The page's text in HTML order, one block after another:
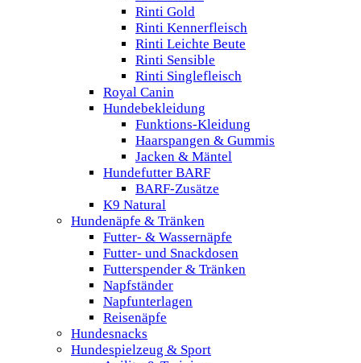
Rinti Gold
Rinti Kennerfleisch
Rinti Leichte Beute
Rinti Sensible
Rinti Singlefleisch
Royal Canin
Hundebekleidung
Funktions-Kleidung
Haarspangen & Gummis
Jacken & Mäntel
Hundefutter BARF
BARF-Zusätze
K9 Natural
Hundenäpfe & Tränken
Futter- & Wassernäpfe
Futter- und Snackdosen
Futterspender & Tränken
Napfständer
Napfunterlagen
Reisenäpfe
Hundesnacks
Hundespielzeug & Sport